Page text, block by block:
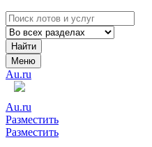
Найти
Меню
Au.ru
Au.ru
Разместить
Разместить